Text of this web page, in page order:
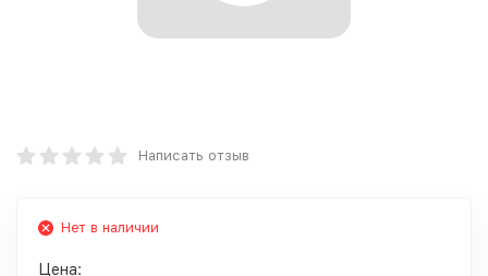
Написать отзыв
Нет в наличии
Цена: